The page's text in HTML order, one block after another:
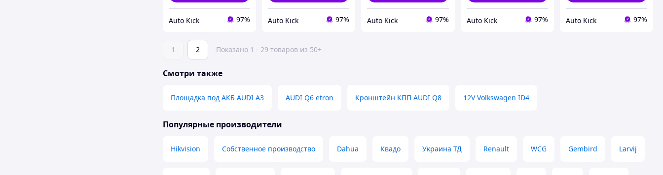
Auto Kick 97% Auto Kick 97% Auto Kick 97% Auto Kick 97% Auto Kick 97%
1 2 Показано 1 - 29 товаров из 50+
Смотри также
Площадка под АКБ AUDI А3 AUDI Q6 etron Кронштейн КПП AUDI Q8 12V Volkswagen ID4
Популярные производители
Hikvision Собственное производство Dahua Квадо Украина ТД Renault WCG Gembird Larvij